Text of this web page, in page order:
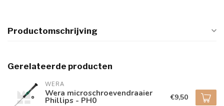
Productomschrijving
Gerelateerde producten
WERA
Wera microschroevendraaier
Phillips - PH0 €9,50